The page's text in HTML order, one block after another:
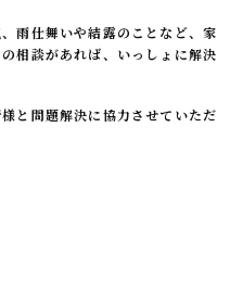
雨仕舞いや結露のことなど、家
相談があれば、いっしょに解決
と問題解決に協力させていただ